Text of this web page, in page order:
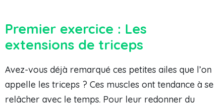
Premier exercice : Les
extensions de triceps
Avez-vous déjà remarqué ces petites ailes que l’on
appelle les triceps ? Ces muscles ont tendance à se
relâcher avec le temps. Pour leur redonner du